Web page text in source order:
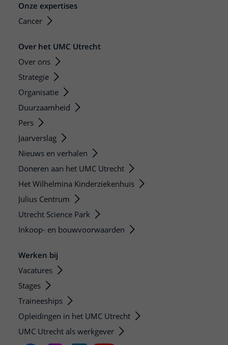
Onze expertises
Cancer
Over het UMC Utrecht
Over ons
Strategie
Organisatie
Duurzaamheid
Pers
Jaarverslag
Nieuws en verhalen
Doneren aan het UMC Utrecht
Het Wilhelmina Kinderziekenhuis
Julius Centrum
Utrecht Science Park
Inkoop- en bouwvoorwaarden
Werken bij
Vacatures
Stages
Traineeships
Opleidingen in het UMC Utrecht
UMC Utrecht als werkgever